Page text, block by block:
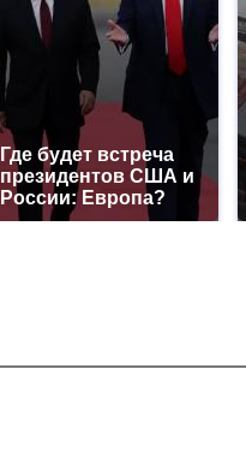
Где будет встреча
президентов США и
России: Европа?